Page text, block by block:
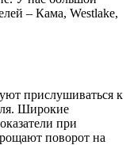
– Кама, Westlake,
прислушиваться к
Широкие
при
поворот на